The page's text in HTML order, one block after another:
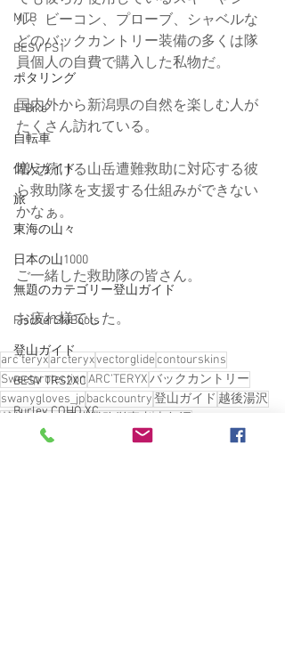
MTB
BESV PS1
ポタリング
E-Bike
自転車
個人ガイド
旅
東海の山々
日本の山1000
無題のカテゴリー登山ガイド
FischerSkiBoots
登山ガイド
BESV TRS2XC
Burley COHO XC
finetrack
ル、ビーコン、プローブ、シャベルな
どのバックカントリー装備の多くは隊
員個人の自費で購入した私物だ。
国内外から新潟県の自然を楽しむ人が
たくさん訪れている。
増え続ける山岳遭難救助に対応する彼
ら救助隊を支援する仕組みができない
かなぁ。
ご一緒した救助隊の皆さん。
お疲れ様でした。
arc'teryxarcteryxvectorglidecontourskins
SweetprotectionARC’TERYXバックカントリー
swanygloves_jpbackcountry登山ガイド 越後湯沢
VECTOR GLIDE